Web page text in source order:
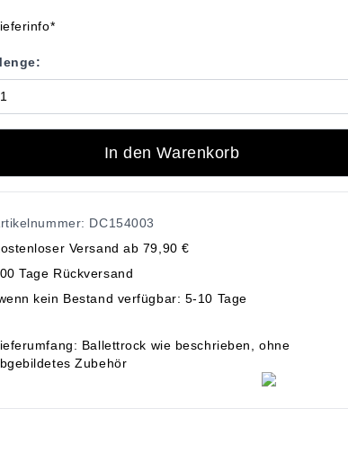
In den Warenkorb
DC154003
Versand ab 79,90 €
Tage Rückversand
kein Bestand verfügbar: 5-10 Tage
Ballettrock wie beschrieben, ohne
Zubehör